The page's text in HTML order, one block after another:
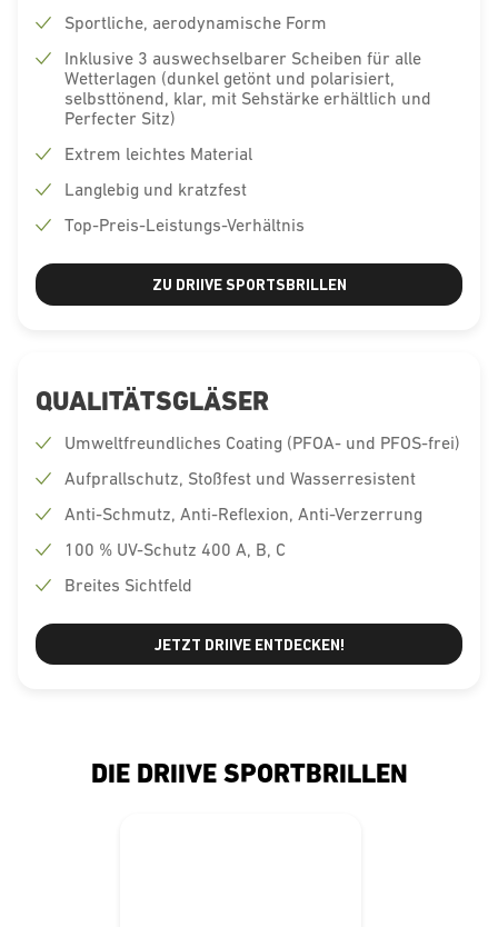
Sportliche, aerodynamische Form
Inklusive 3 auswechselbarer Scheiben für alle
Wetterlagen (dunkel getönt und polarisiert,
selbsttönend, klar, mit Sehstärke erhältlich und
Perfecter Sitz)
Extrem leichtes Material
Langlebig und kratzfest
Top-Preis-Leistungs-Verhältnis
ZU DRIIVE SPORTSBRILLEN
QUALITÄTSGLÄSER
Umweltfreundliches Coating (PFOA- und PFOS-frei)
Aufprallschutz, Stoßfest und Wasserresistent
Anti-Schmutz, Anti-Reflexion, Anti-Verzerrung
100 % UV-Schutz 400 A, B, C
Breites Sichtfeld
JETZT DRIIVE ENTDECKEN!
DIE DRIIVE SPORTBRILLEN